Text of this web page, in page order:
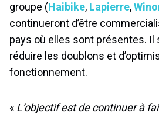
groupe (Haibike, Lapierre,
continueront d’être
pays où elles sont présentes. Il
réduire les doublons et
fonctionnement.
« L’objectif est de continuer à